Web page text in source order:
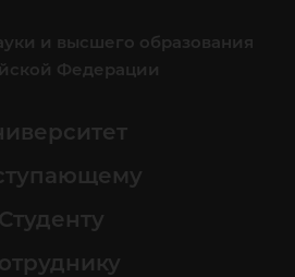
и высшего образования
Федерации
Студенту